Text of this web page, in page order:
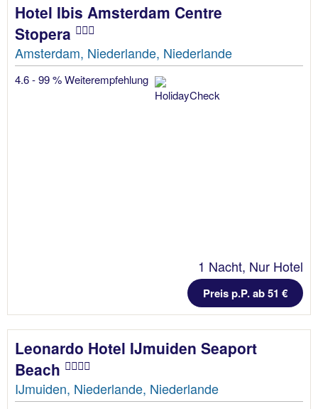
Hotel Ibis Amsterdam Centre
Stopera
Amsterdam, Niederlande, Niederlande
4.6 - 99 % Weiterempfehlung
1 Nacht, Nur Hotel
Preis p.P. ab 51 €
Leonardo Hotel IJmuiden Seaport
Beach
IJmuiden, Niederlande, Niederlande